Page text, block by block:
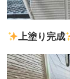
上塗り完成